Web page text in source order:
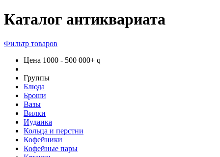
Каталог антиквариата
Фильтр товаров
Цена 1000 - 500 000+ q
Группы
Блюда
Броши
Вазы
Вилки
Иудаика
Кольца и перстни
Кофейники
Кофейные пары